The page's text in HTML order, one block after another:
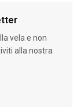
vela e non
alla nostra